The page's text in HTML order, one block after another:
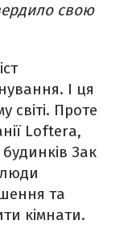
свою
І ця
світі. Проте
Loftera,
Зак
та
кімнати.